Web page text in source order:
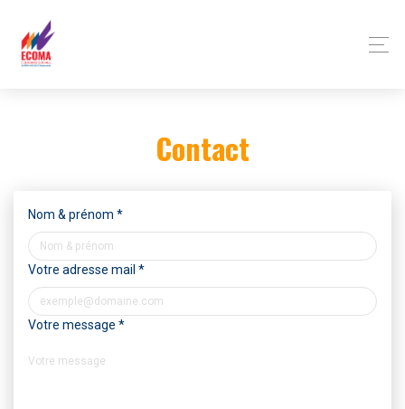
Contact
Nom & prénom *
Votre adresse mail *
Votre message *